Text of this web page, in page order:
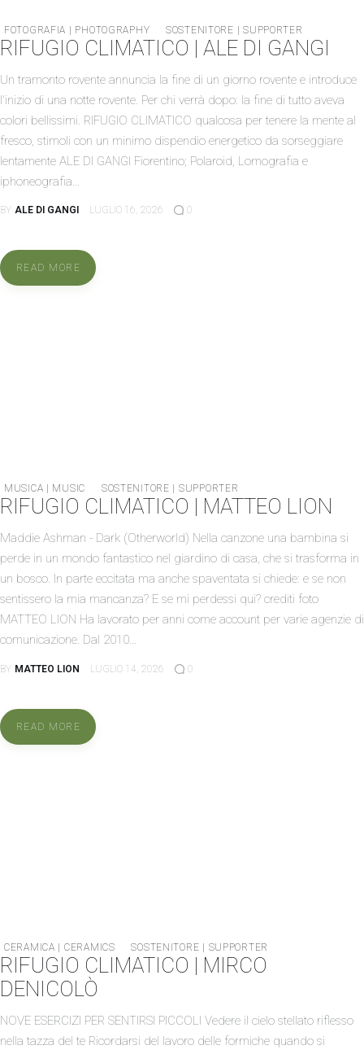
FOTOGRAFIA | PHOTOGRAPHY SOSTENITORE | SUPPORTER
RIFUGIO CLIMATICO | ALE DI GANGI
Un tramonto rovente annuncia la fine di un giorno rovente e introduce
l'inizio di una notte rovente. Per chi verrà dopo: la fine di tutto aveva
colori bellissimi. RIFUGIO CLIMATICO qualcosa per tenere la mente al
fresco, stimoli con un minimo dispendio energetico da sorseggiare
lentamente ALE DI GANGI Fiorentino; Polaroid, Lomografia e
iphoneografia…
BY ALE DI GANGI LUGLIO 16, 2026 0
READ MORE
MUSICA | MUSIC SOSTENITORE | SUPPORTER
RIFUGIO CLIMATICO | MATTEO LION
Maddie Ashman - Dark (Otherworld) Nella canzone una bambina si
perde in un mondo fantastico nel giardino di casa, che si trasforma in
un bosco. In parte eccitata ma anche spaventata si chiede: e se non
sentissero la mia mancanza? E se mi perdessi qui? crediti foto
MATTEO LION Ha lavorato per anni come account per varie agenzie di
comunicazione. Dal 2010…
BY MATTEO LION LUGLIO 14, 2026 0
READ MORE
CERAMICA | CERAMICS SOSTENITORE | SUPPORTER
RIFUGIO CLIMATICO | MIRCO
DENICOLÒ
NOVE ESERCIZI PER SENTIRSI PICCOLI Vedere il cielo stellato riflesso
nella tazza del te Ricordarsi del lavoro delle formiche quando si